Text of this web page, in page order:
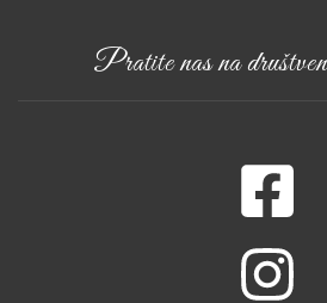
Pratite nas na